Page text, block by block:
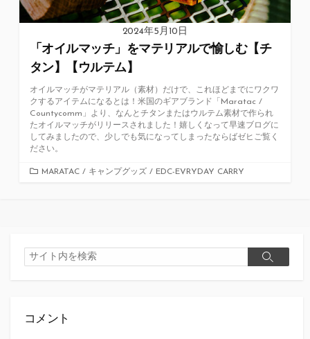
2024年5月10日
「オイルマッチ」をマテリアルで愉しむ【チ
タン】【ウルテム】
オイルマッチがマテリアル（素材）だけで、これほどまでにワクワ
クするアイテムになるとは！米国のギアブランド「Maratac /
Countycomm」より、なんとチタンまたはウルテム素材で作られ
たオイルマッチがリリースされました！嬉しくなって早速ブログに
してみましたので、少しでも気になってしまったならばゼヒご覧く
ださい。
カ
MARATAC / キャンプグッズ / EDC-EVRYDAY CARRY
検
索
検
コメント